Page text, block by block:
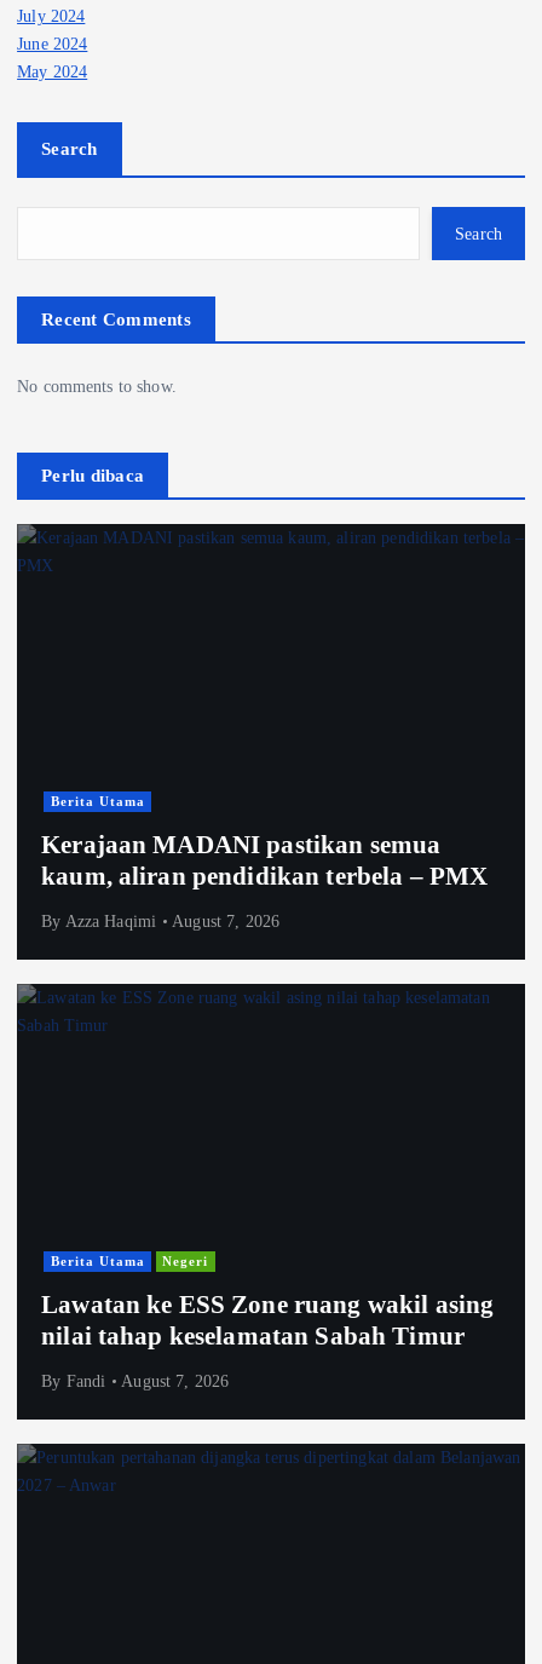
July 2024
June 2024
May 2024
Search
Search
Recent Comments
No comments to show.
Perlu dibaca
Berita Utama
Kerajaan MADANI pastikan semua
kaum, aliran pendidikan terbela – PMX
By Azza Haqimi August 7, 2026
Berita Utama Negeri
Lawatan ke ESS Zone ruang wakil asing
nilai tahap keselamatan Sabah Timur
By Fandi August 7, 2026